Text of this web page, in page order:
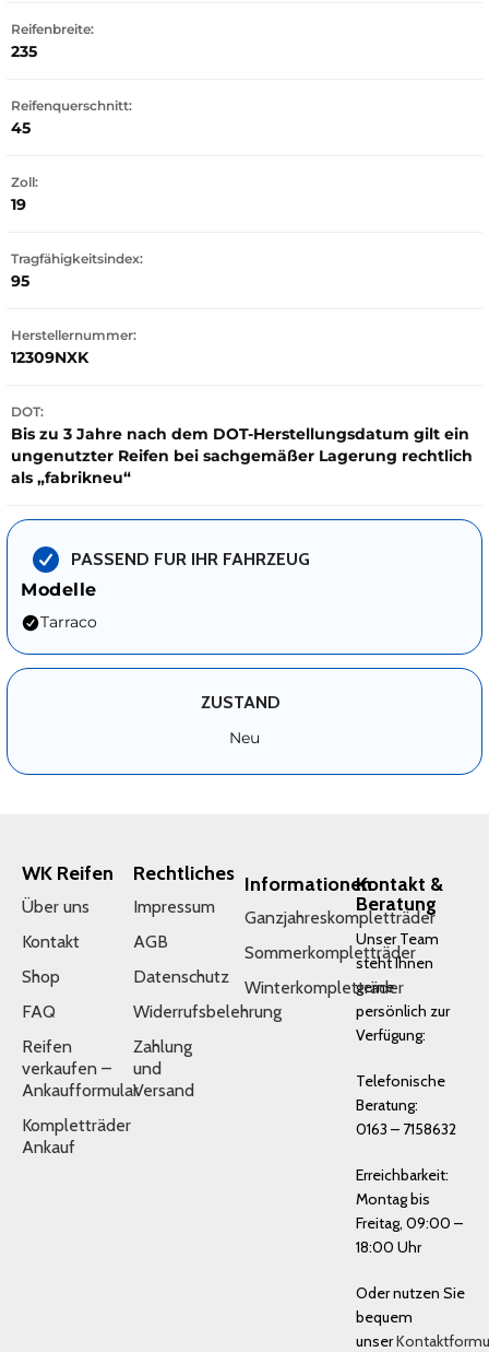
Reifenbreite:
235
Reifenquerschnitt:
45
Zoll:
19
Tragfähigkeitsindex:
95
Herstellernummer:
12309NXK
DOT:
Bis zu 3 Jahre nach dem DOT-Herstellungsdatum gilt ein
ungenutzter Reifen bei sachgemäßer Lagerung rechtlich
als „fabrikneu“
PASSEND FUR IHR FAHRZEUG
Modelle
Tarraco
ZUSTAND
Neu
WK Reifen
Über uns
Kontakt
Shop
FAQ
Reifen
verkaufen –
Ankaufformular
Kompletträder
Ankauf
Rechtliches
Impressum
AGB
Datenschutz
Widerrufsbelehrung
Zahlung
und
Versand
Informationen
Ganzjahreskompletträder
Sommerkompletträder
Winterkompletträder
Kontakt &
Beratung
Unser Team
steht Ihnen
gerne
persönlich zur
Verfügung:
Telefonische
Beratung:
0163 – 7158632
Erreichbarkeit:
Montag bis
Freitag, 09:00 –
18:00 Uhr
Oder nutzen Sie
bequem
unser